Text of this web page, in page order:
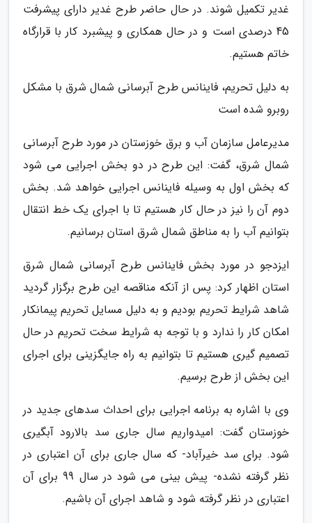
غدیر تکمیل شوند. در حال حاضر طرح غدیر دارای پیشرفت
45 درصدی است و در حال همکاری و پیشبرد کار با قرارگاه
خاتم هستیم.
به دلیل تحریم، فاینانس طرح آبرسانی شمال شرق با مشکل
روبرو شده است
مدیرعامل سازمان آب و برق خوزستان در مورد طرح آبرسانی
شمال شرق، گفت: این طرح در دو بخش اجرایی می شود
که بخش اول به وسیله فاینانس اجرایی خواهد شد. بخش
دوم آن را نیز در حال کار هستیم تا با اجرای یک خط انتقال
بتوانیم آب را به مناطق شمال شرق استان برسانیم.
ایزدجو در مورد بخش فاینانس طرح آبرسانی شمال شرق
استان اظهار کرد: پس از آنکه مناقصه این طرح برگزار گردید
شاهد شرایط تحریم بودیم و به دلیل مسایل تحریم پیمانکار
امکان کار را ندارد و با توجه به شرایط سخت تحریم در حال
تصمیم گیری هستیم تا بتوانیم به راه جایگزینی برای اجرای
این بخش از طرح برسیم.
وی با اشاره به برنامه اجرایی برای احداث سدهای جدید در
خوزستان گفت: امیدواریم سال جاری سد بالارود آبگیری
شود. برای سد خیرآباد- که سال جاری برای آن اعتباری در
نظر گرفته نشده- پیش بینی می شود در سال 99 برای آن
اعتباری در نظر گرفته شود و شاهد اجرای آن باشیم.